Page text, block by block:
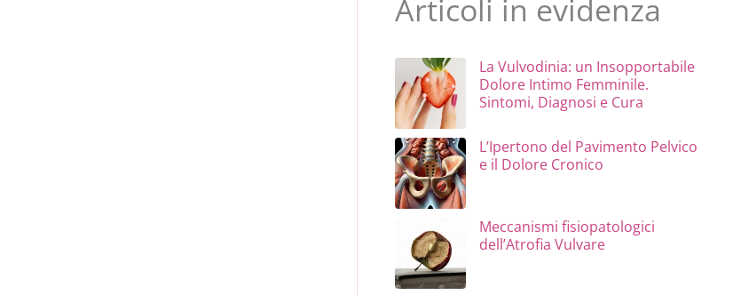
Articoli in evidenza
La Vulvodinia: un Insopportabile
Dolore Intimo Femminile.
Sintomi, Diagnosi e Cura
L’Ipertono del Pavimento Pelvico
e il Dolore Cronico
Meccanismi fisiopatologici
dell’Atrofia Vulvare